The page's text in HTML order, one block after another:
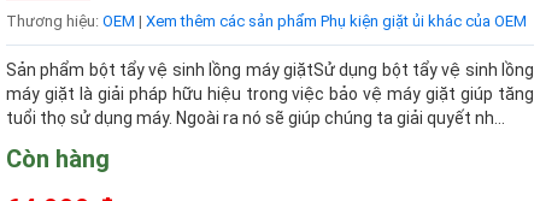
Thương hiệu: OEM | Xem thêm các sản phẩm Phụ kiện giặt ủi khác của OEM
Sản phẩm bột tẩy vệ sinh lồng máy giặtSử dụng bột tẩy vệ sinh lồng
máy giặt là giải pháp hữu hiệu trong việc bảo vệ máy giặt giúp tăng
tuổi thọ sử dụng máy. Ngoài ra nó sẽ giúp chúng ta giải quyết nh...
Còn hàng